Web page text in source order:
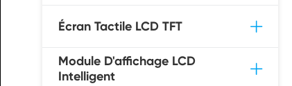
Écran Tactile LCD TFT
Module D'affichage LCD
Intelligent